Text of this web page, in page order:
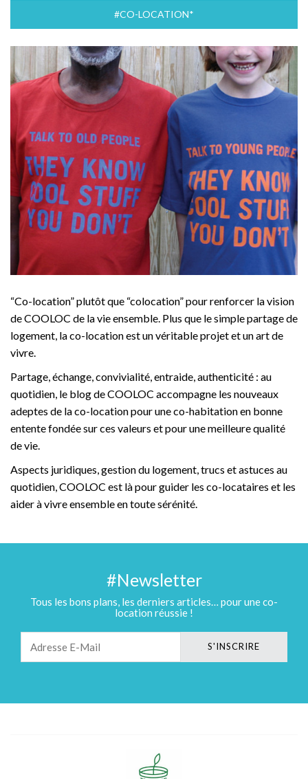
#CO-LOCATION*
“Co-location” plutôt que “colocation” pour renforcer la vision
de COOLOC de la vie ensemble. Plus que le simple partage de
logement, la co-location est un véritable projet et un art de
vivre.
Partage, échange, convivialité, entraide, authenticité : au
quotidien, le blog de COOLOC accompagne les nouveaux
adeptes de la co-location pour une co-habitation en bonne
entente fondée sur ces valeurs et pour une meilleure qualité
de vie.
Aspects juridiques, gestion du logement, trucs et astuces au
quotidien, COOLOC est là pour guider les co-locataires et les
aider à vivre ensemble en toute sérénité.
#Newsletter
Tous les bons plans, les derniers articles… pour une co-
location réussie !